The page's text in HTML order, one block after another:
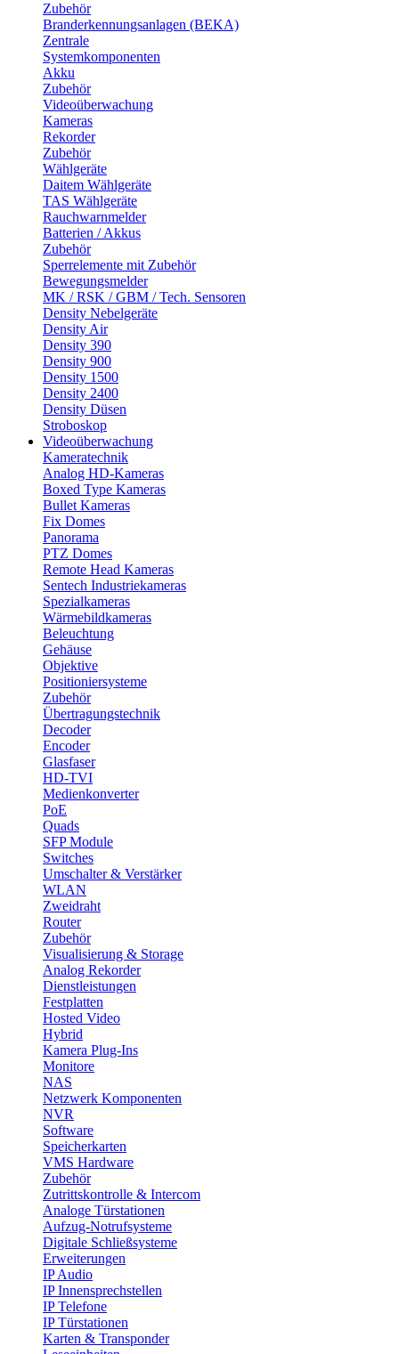
Zubehör
Branderkennungsanlagen (BEKA)
Zentrale
Systemkomponenten
Akku
Zubehör
Videoüberwachung
Kameras
Rekorder
Zubehör
Wählgeräte
Daitem Wählgeräte
TAS Wählgeräte
Rauchwarnmelder
Batterien / Akkus
Zubehör
Sperrelemente mit Zubehör
Bewegungsmelder
MK / RSK / GBM / Tech. Sensoren
Density Nebelgeräte
Density Air
Density 390
Density 900
Density 1500
Density 2400
Density Düsen
Stroboskop
Videoüberwachung
Kameratechnik
Analog HD-Kameras
Boxed Type Kameras
Bullet Kameras
Fix Domes
Panorama
PTZ Domes
Remote Head Kameras
Sentech Industriekameras
Spezialkameras
Wärmebildkameras
Beleuchtung
Gehäuse
Objektive
Positioniersysteme
Zubehör
Übertragungstechnik
Decoder
Encoder
Glasfaser
HD-TVI
Medienkonverter
PoE
Quads
SFP Module
Switches
Umschalter & Verstärker
WLAN
Zweidraht
Router
Zubehör
Visualisierung & Storage
Analog Rekorder
Dienstleistungen
Festplatten
Hosted Video
Hybrid
Kamera Plug-Ins
Monitore
NAS
Netzwerk Komponenten
NVR
Software
Speicherkarten
VMS Hardware
Zubehör
Zutrittskontrolle & Intercom
Analoge Türstationen
Aufzug-Notrufsysteme
Digitale Schließsysteme
Erweiterungen
IP Audio
IP Innensprechstellen
IP Telefone
IP Türstationen
Karten & Transponder